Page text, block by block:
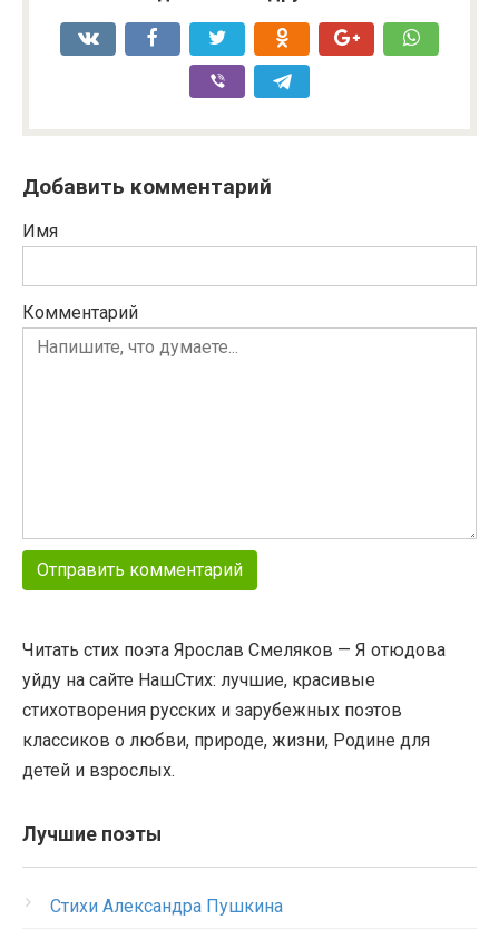
Добавить комментарий
Имя
Комментарий
Читать стих поэта Ярослав Смеляков — Я отюдова
уйду на сайте НашСтих: лучшие, красивые
стихотворения русских и зарубежных поэтов
классиков о любви, природе, жизни, Родине для
детей и взрослых.
Лучшие поэты
Стихи Александра Пушкина